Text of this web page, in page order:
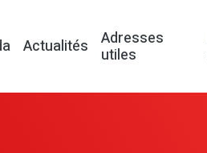
Actualités Adresses
utiles